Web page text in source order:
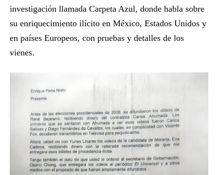
investigación llamada Carpeta Azul, donde habla sobre
su enriquecimiento ilícito en México, Estados Unidos y
en países Europeos, con pruebas y detalles de los
vienes.